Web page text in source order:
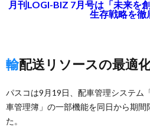
月刊LOGI-BIZ 7月号は「未来を
生存戦略を徹
輸配送リソースの最適
パスコは9月19日、配車管理システム
車管理簿」の一部機能を同日から期間
た。